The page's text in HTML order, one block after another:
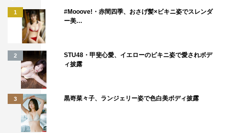
1
#Mooove!・赤間四季、おさげ髪×ビキニ姿でスレンダ
ー美…
2
STU48・甲斐心愛、イエローのビキニ姿で愛されボデ
ィ披露
3 黒嵜菜々子、ランジェリー姿で色白美ボディ披露